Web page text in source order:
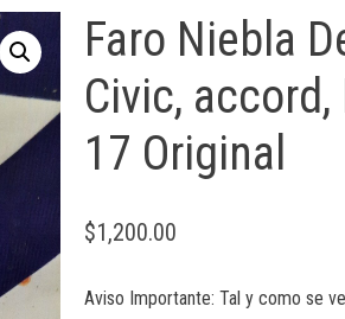
Faro Niebla
Civic,
17 Original
$1,200.00
Aviso Importante: Tal y como se